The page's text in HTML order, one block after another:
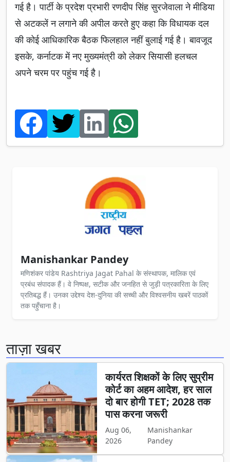
गई है। पार्टी के प्रदेश प्रभारी रणदीप सिंह सुरजेवाला ने मीडिया
से अटकलें न लगाने की अपील करते हुए कहा कि विधायक दल
की कोई आधिकारिक बैठक फिलहाल नहीं बुलाई गई है। बावजूद
इसके, कर्नाटक में नए मुख्यमंत्री को लेकर सियासी हलचल
अपने चरम पर पहुंच गई है।
Manishankar Pandey
मणिशंकर पांडेय Rashtriya Jagat Pahal के संस्थापक, मालिक एवं
प्रबंध संपादक हैं। वे निष्पक्ष, सटीक और जनहित से जुड़ी पत्रकारिता के लिए
प्रतिबद्ध हैं। उनका उद्देश्य देश-दुनिया की सच्ची और विश्वसनीय खबरें पाठकों
तक पहुँचाना है।
ताज़ा खबर
कार्यरत शिक्षकों के लिए सुप्रीम
कोर्ट का अहम आदेश, हर साल
दो बार होगी TET; 2028 तक
पास करना जरूरी
Aug 06,
2026
Manishankar
Pandey